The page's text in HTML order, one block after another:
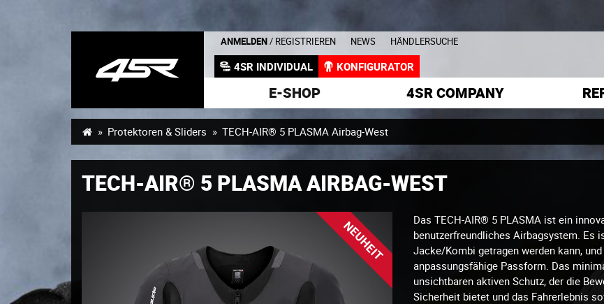
ANMELDEN / REGISTRIEREN NEWS HÄNDLERSUCHE
4SR INDIVIDUAL KONFIGURATOR
E-SHOP 4SR COMPANY
Protektoren & Sliders TECH-AIR® 5 PLASMA Airbag-West
TECH-AIR® 5 PLASMA AIRBAG-WEST
NEUHEIT
Das TECH-AIR® 5 PLASMA ist ein
benutzerfreundliches Airbagsystem. Es
Jacke/Kombi getragen werden kann,
anpassungsfähige Passform. Das
unsichtbaren aktiven Schutz, der die
Sicherheit bietet und das Fahrerlebnis